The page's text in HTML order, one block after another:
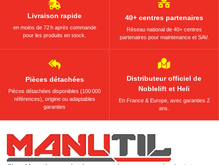
Livraison rapide
en moins de 72 h après commande
pour les produits en stock.
40+ centres partenaires
Réseau national de 40+ centres
partenaires pour maintenance et SAV.
Pièces détachées
Pièces détachées disponibles (100 000
références), origine ou adaptables
garanties
Distributeur officiel de
Noblelift et Heli
En France & Europe, avec garanties 2
ans.